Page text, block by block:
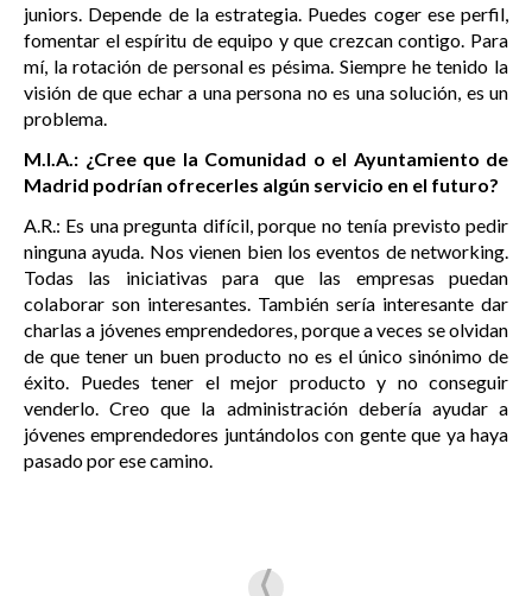
juniors. Depende de la estrategia. Puedes coger ese perfil,
fomentar el espíritu de equipo y que crezcan contigo. Para
mí, la rotación de personal es pésima. Siempre he tenido la
visión de que echar a una persona no es una solución, es un
problema.
M.I.A.: ¿Cree que la Comunidad o el Ayuntamiento de
Madrid podrían ofrecerles algún servicio en el futuro?
A.R.: Es una pregunta difícil, porque no tenía previsto pedir
ninguna ayuda. Nos vienen bien los eventos de networking.
Todas las iniciativas para que las empresas puedan
colaborar son interesantes. También sería interesante dar
charlas a jóvenes emprendedores, porque a veces se olvidan
de que tener un buen producto no es el único sinónimo de
éxito. Puedes tener el mejor producto y no conseguir
venderlo. Creo que la administración debería ayudar a
jóvenes emprendedores juntándolos con gente que ya haya
pasado por ese camino.